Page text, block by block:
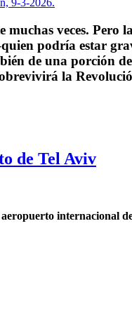
veces. Pero
podría estar
de una porción
la
de Tel Aviv
internacional